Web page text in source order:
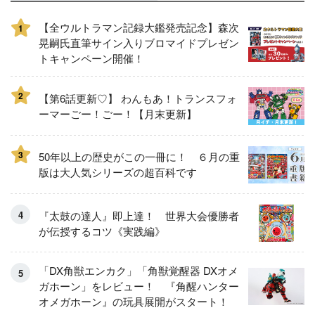
1
【全ウルトラマン記録大鑑発売記念】森次
晃嗣氏直筆サイン入りブロマイドプレゼン
トキャンペーン開催！
2
【第6話更新♡】 わんもあ！トランスフォ
ーマーごー！ごー！【月末更新】
3
50年以上の歴史がこの一冊に！ ６月の重
版は大人気シリーズの超百科です
『太鼓の達人』即上達！ 世界大会優勝者
が伝授するコツ《実践編》
「DX角獣エンカク」「角獣覚醒器 DXオメ
ガホーン」をレビュー！ 『角醒ハンター
オメガホーン』の玩具展開がスタート！